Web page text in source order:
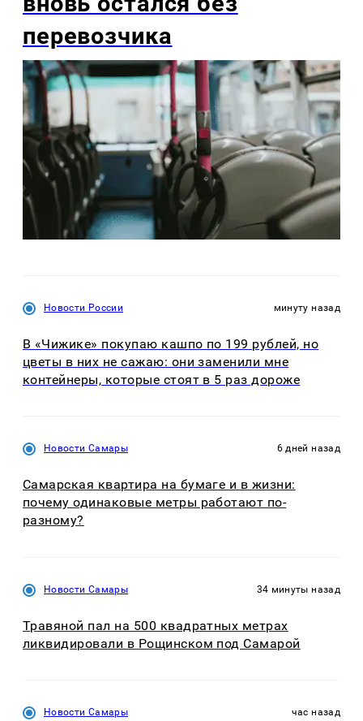
перевозчика
Новости России минуту назад
В «Чижике» покупаю кашпо по 199 рублей, но
цветы в них не сажаю: они заменили мне
контейнеры, которые стоят в 5 раз дороже
Новости Самары 6 дней назад
Самарская квартира на бумаге и в жизни:
почему одинаковые метры работают по-
разному?
Новости Самары 34 минуты назад
Травяной пал на 500 квадратных метрах
ликвидировали в Рощинском под Самарой
Новости Самары час назад